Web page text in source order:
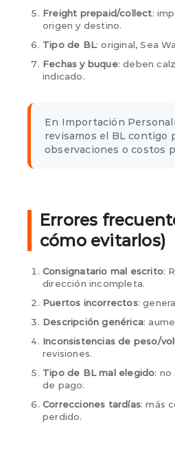
Freight prepaid/collect:
origen y destino.
Tipo de BL: original, Sea
Fechas y buque: deben
indicado.
En Importación
revisamos el BL contigo
observaciones o costos
Errores
cómo evitarlos)
Consignatario mal escrito:
dirección incompleta.
Puertos incorrectos:
Descripción genérica:
Inconsistencias de peso/
revisiones.
Tipo de BL mal elegido: no
de pago.
Correcciones tardías: más
perdido.